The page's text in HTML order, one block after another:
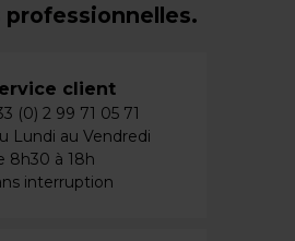
client
(0) 2 99 71 05 71
Lundi au Vendredi
8h30 à 18h
interruption